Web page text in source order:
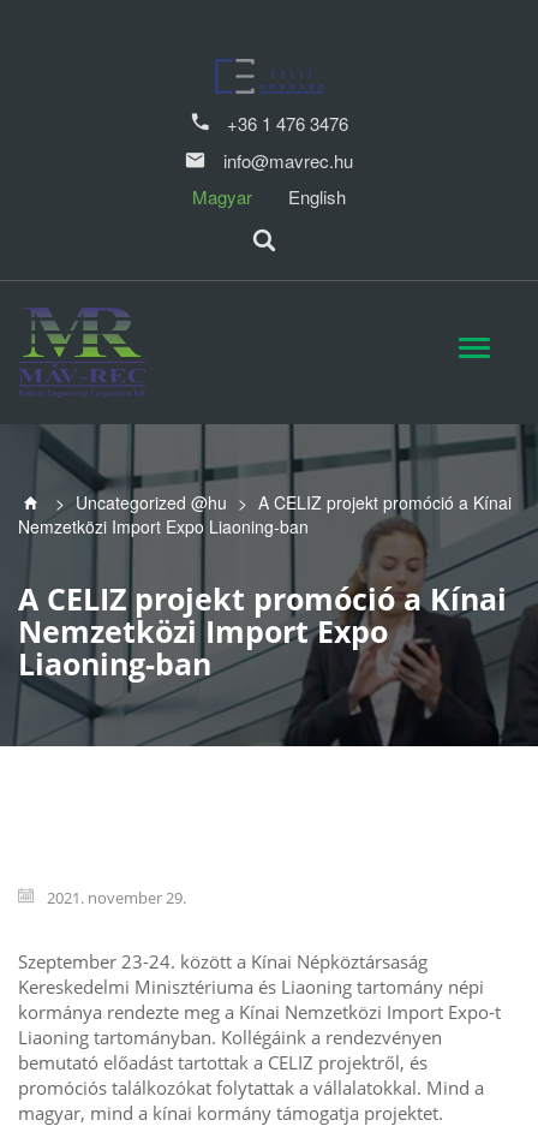
+36 1 476 3476
info@mavrec.hu
Magyar
English
> Uncategorized @hu > A CELIZ projekt promóció a Kínai
Nemzetközi Import Expo Liaoning-ban
A CELIZ projekt promóció a Kínai
Nemzetközi Import Expo
Liaoning-ban
2021. november 29.
Szeptember 23-24. között a Kínai Népköztársaság
Kereskedelmi Minisztériuma és Liaoning tartomány népi
kormánya rendezte meg a Kínai Nemzetközi Import Expo-t
Liaoning tartományban. Kollégáink a rendezvényen
bemutató előadást tartottak a CELIZ projektről, és
promóciós találkozókat folytattak a vállalatokkal. Mind a
magyar, mind a kínai kormány támogatja projektet.